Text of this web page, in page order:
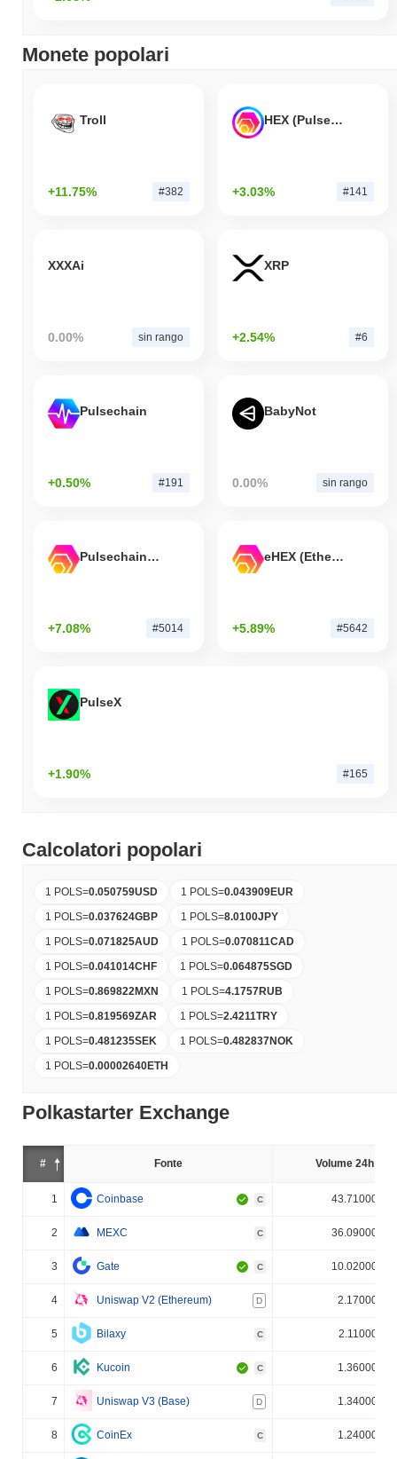
Monete popolari
Troll
+11.75% #382
HEX (Pulsechain)
+3.03% #141
XXXAi
0.00% sin rango
XRP
+2.54% #6
Pulsechain
+0.50% #191
BabyNot
0.00% sin rango
Pulsechain Bridged HEX (Pulsechain)
+7.08% #5014
eHEX (Ethereum)
+5.89% #5642
PulseX
+1.90% #165
Calcolatori popolari
1 POLS=0.050759USD 1 POLS=0.043909EUR
1 POLS=0.037624GBP 1 POLS=8.0100JPY
1 POLS=0.071825AUD 1 POLS=0.070811CAD
1 POLS=0.041014CHF 1 POLS=0.064875SGD
1 POLS=0.869822MXN 1 POLS=4.1757RUB
1 POLS=0.819569ZAR 1 POLS=2.4211TRY
1 POLS=0.481235SEK 1 POLS=0.482837NOK
1 POLS=0.00002640ETH
Polkastarter Exchange
# Fonte Volume 24h (%)
1 Coinbase C 43.710000%
2 MEXC C 36.090000%
3 Gate C 10.020000%
4 Uniswap V2 (Ethereum) D 2.170000%
5 Bilaxy C 2.110000%
6 Kucoin C 1.360000%
7 Uniswap V3 (Base) D 1.340000%
8 CoinEx C 1.240000%